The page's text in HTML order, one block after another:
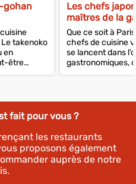
gohan
takenoko
en
être
Les chefs
maîtres de la
Que ce soit à
chefs de cuisine
se lancent dans
gastronomiques,
gamme. Et leur...
fait pour vous ?
les restaurants
proposons également
auprès de notre